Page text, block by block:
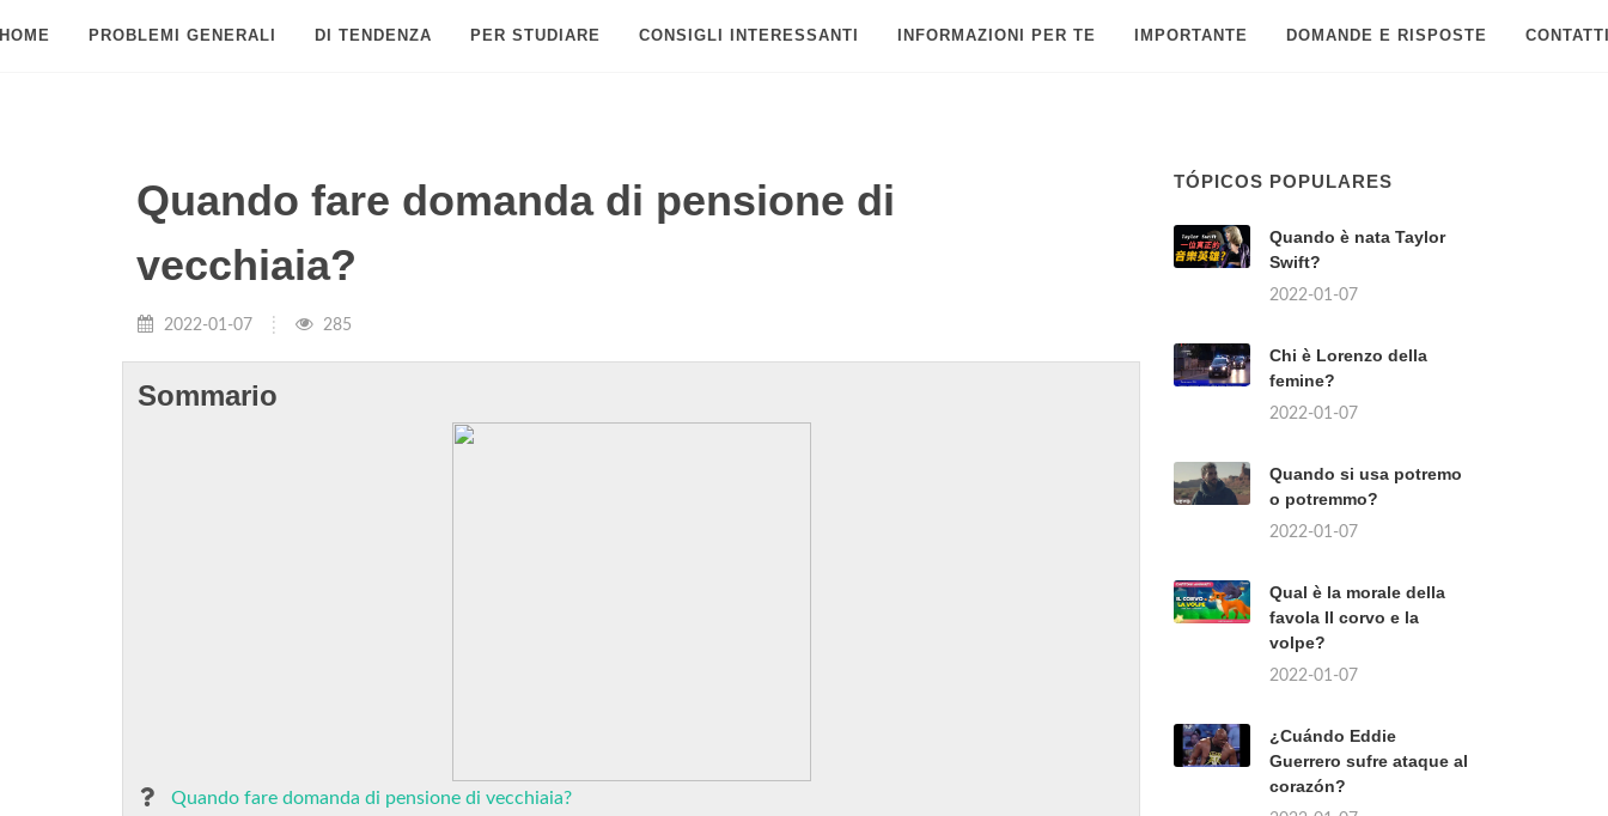
PROBLEMI GENERALI DI TENDENZA PER STUDIARE CONSIGLI INTERESSANTI INFORMAZIONI PER TE IMPORTANTE DOMANDE E RISPOSTE
Quando fare domanda di pensione di
vecchiaia?
2022-01-07 285
Sommario
Quando fare domanda di pensione di vecchiaia?
TÓPICOS POPULARES
Quando è nata Taylor
Swift?
2022-01-07
Chi è Lorenzo della
femine?
2022-01-07
Quando si usa potremo
o potremmo?
2022-01-07
Qual è la morale della
favola Il corvo e la
volpe?
2022-01-07
¿Cuándo Eddie
Guerrero sufre ataque al
corazón?